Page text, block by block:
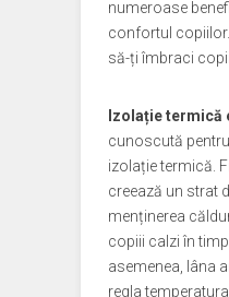
numeroase
confortul
să-ți îmbraci
Izolație termică
cunoscută
izolație termică.
creează un strat
menținerea
copiii calzi în
asemenea, lâna
regla